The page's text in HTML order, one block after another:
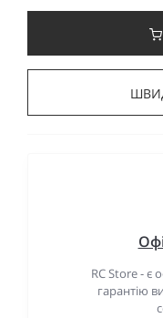
RC Store - є
гарантію